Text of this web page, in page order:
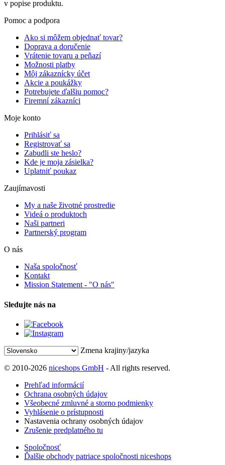
v popise produktu.
Pomoc a podpora
Ako si môžem objednať tovar?
Doprava a doručenie
Vrátenie tovaru a peňazí
Možnosti platby
Môj zákaznícky účet
Akcie a poukážky
Potrebujete ďalšiu pomoc?
Firemní zákazníci
Moje konto
Prihlásiť sa
Registrovať sa
Zabudli ste heslo?
Kde je moja zásielka?
Uplatniť poukaz
Zaujímavosti
My a naše životné prostredie
Videá o produktoch
Naši partneri
Partnerský program
O nás
Naša spoločnosť
Kontakt
Mission Statement - "O nás"
Sledujte nás na
Zmena krajiny/jazyka
© 2010-2026 niceshops GmbH - All rights reserved.
Prehľad informácií
Ochrana osobných údajov
Všeobecné zmluvné a storno podmienky
Vyhlásenie o prístupnosti
Nastavenia ochrany osobných údajov
Zrušenie predplatného tu
Spoločnosť
Ďalšie obchody patriace spoločnosti niceshops